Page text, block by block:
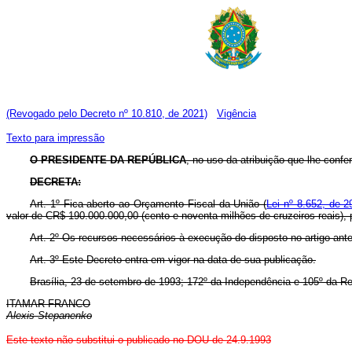
(Revogado pelo Decreto nº 10.810, de 2021) Vigência
Texto para impressão
O PRESIDENTE DA REPÚBLICA, no uso da atribuição que lhe
DECRETA:
Art. 1º Fica aberto ao Orçamento Fiscal da União (Lei nº 8.652, de
valor de CR$ 190.000.000,00 (cento e noventa milhões de cruzeiros
Art. 2º Os recursos necessários à execução do disposto no artigo
Art. 3º Este Decreto entra em vigor na data de sua publicação.
Brasília, 23 de setembro de 1993; 172º da Independência e 105º da
ITAMAR FRANCO
Alexis Stepanenko
Este texto não substitui o publicado no DOU de 24.9.1993